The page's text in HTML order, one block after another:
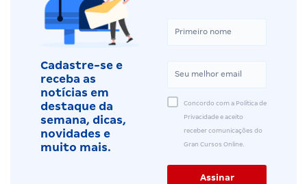
Cadastre-se e
receba as
notícias em
destaque da
semana, dicas,
novidades e
muito mais.
Concordo com a Política de
Privacidade e aceito
receber comunicações do
Gran Cursos Online.